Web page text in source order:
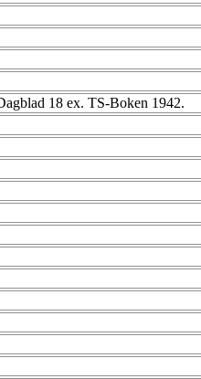
18 ex. TS-Boken 1942.